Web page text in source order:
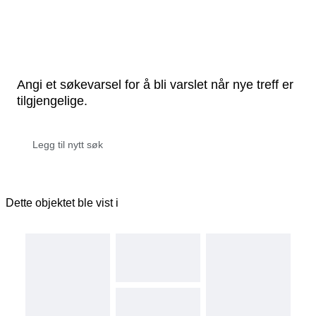
Angi et søkevarsel for å bli varslet når nye treff er
tilgjengelige.
Dette objektet ble vist i